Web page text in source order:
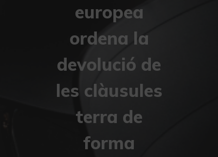
europea
ordena la
devolució de
les clàusules
terra de
forma